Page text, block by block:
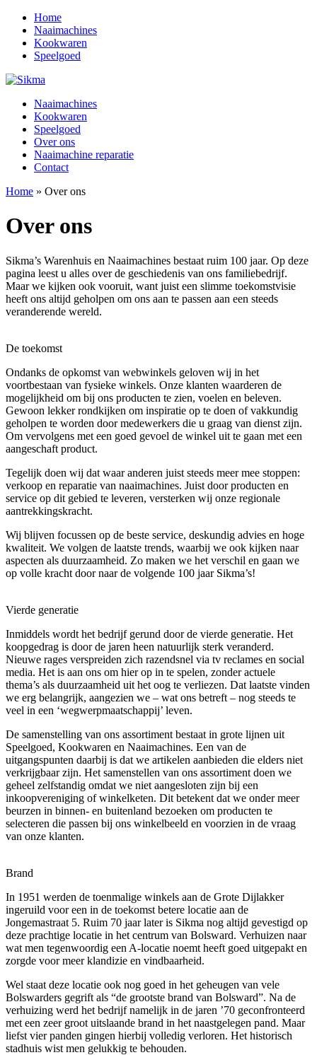
Home
Naaimachines
Kookwaren
Speelgoed
Naaimachines
Kookwaren
Speelgoed
Over ons
Naaimachine reparatie
Contact
Home » Over ons
Over ons
Sikma’s Warenhuis en Naaimachines bestaat ruim 100 jaar. Op deze
pagina leest u alles over de geschiedenis van ons familiebedrijf.
Maar we kijken ook vooruit, want juist een slimme toekomstvisie
heeft ons altijd geholpen om ons aan te passen aan een steeds
veranderende wereld.
De toekomst
Ondanks de opkomst van webwinkels geloven wij in het
voortbestaan van fysieke winkels. Onze klanten waarderen de
mogelijkheid om bij ons producten te zien, voelen en beleven.
Gewoon lekker rondkijken om inspiratie op te doen of vakkundig
geholpen te worden door medewerkers die u graag van dienst zijn.
Om vervolgens met een goed gevoel de winkel uit te gaan met een
aangeschaft product.
Tegelijk doen wij dat waar anderen juist steeds meer mee stoppen:
verkoop en reparatie van naaimachines. Juist door producten en
service op dit gebied te leveren, versterken wij onze regionale
aantrekkingskracht.
Wij blijven focussen op de beste service, deskundig advies en hoge
kwaliteit. We volgen de laatste trends, waarbij we ook kijken naar
aspecten als duurzaamheid. Zo maken we het verschil en gaan we
op volle kracht door naar de volgende 100 jaar Sikma’s!
Vierde generatie
Inmiddels wordt het bedrijf gerund door de vierde generatie. Het
koopgedrag is door de jaren heen natuurlijk sterk veranderd.
Nieuwe rages verspreiden zich razendsnel via tv reclames en social
media. Het is aan ons om hier op in te spelen, zonder actuele
thema’s als duurzaamheid uit het oog te verliezen. Dat laatste vinden
we erg belangrijk, aangezien we – wat ons betreft – nog steeds te
veel in een ‘wegwerpmaatschappij’ leven.
De samenstelling van ons assortiment bestaat in grote lijnen uit
Speelgoed, Kookwaren en Naaimachines. Een van de
uitgangspunten daarbij is dat we artikelen aanbieden die elders niet
verkrijgbaar zijn. Het samenstellen van ons assortiment doen we
geheel zelfstandig omdat we niet aangesloten zijn bij een
inkoopvereniging of winkelketen. Dit betekent dat we onder meer
beurzen in binnen- en buitenland bezoeken om producten te
selecteren die passen bij ons winkelbeeld en voorzien in de vraag
van onze klanten.
Brand
In 1951 werden de toenmalige winkels aan de Grote Dijlakker
ingeruild voor een in de toekomst betere locatie aan de
Jongemastraat 5. Ruim 70 jaar later is Sikma nog altijd gevestigd op
deze prachtige locatie in het centrum van Bolsward. Verhuizen naar
wat men tegenwoordig een A-locatie noemt heeft goed uitgepakt en
zorgde voor meer klandizie en vindbaarheid.
Wel staat deze locatie ook nog goed in het geheugen van vele
Bolswarders gegrift als “de grootste brand van Bolsward”. Na de
verhuizing werd het bedrijf namelijk in de jaren ’70 geconfronteerd
met een zeer groot uitslaande brand in het naastgelegen pand. Maar
liefst vier panden gingen hierbij volledig verloren. Het historisch
stadhuis wist men gelukkig te behouden.